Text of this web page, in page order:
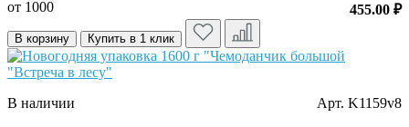
от 1000
455.00 ₽
В корзину Купить в 1 клик
В наличии Арт. K1159v8